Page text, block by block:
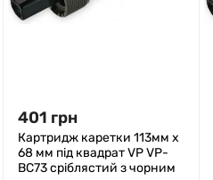
401 грн
Картридж каретки 113мм x
68 мм під квадрат VP VP-
BC73 срiблястий з чорним